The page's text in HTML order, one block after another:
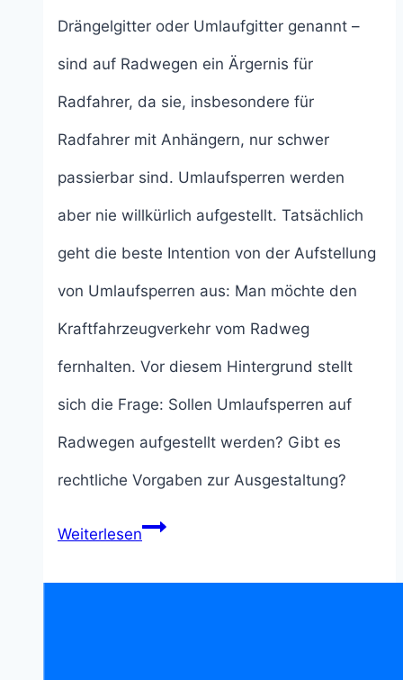
Drängelgitter oder Umlaufgitter genannt –
sind auf Radwegen ein Ärgernis für
Radfahrer, da sie, insbesondere für
Radfahrer mit Anhängern, nur schwer
passierbar sind. Umlaufsperren werden
aber nie willkürlich aufgestellt. Tatsächlich
geht die beste Intention von der Aufstellung
von Umlaufsperren aus: Man möchte den
Kraftfahrzeugverkehr vom Radweg
fernhalten. Vor diesem Hintergrund stellt
sich die Frage: Sollen Umlaufsperren auf
Radwegen aufgestellt werden? Gibt es
rechtliche Vorgaben zur Ausgestaltung?
WeiterlesenUmlaufsperren